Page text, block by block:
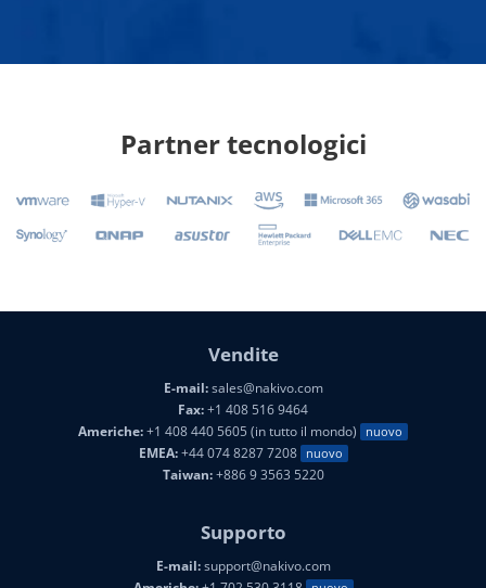
Partner tecnologici
Vendite
E-mail:sales@nakivo.com
Fax:+1 408 516 9464
Americhe:+1 408 440 5605 (in tutto il mondo) nuovo
EMEA:+44 074 8287 7208 nuovo
Taiwan:+886 9 3563 5220
Supporto
E-mail:support@nakivo.com